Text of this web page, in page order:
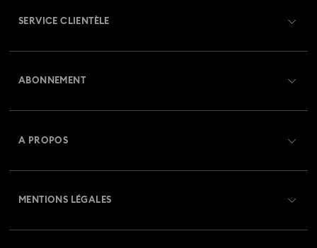
SERVICE CLIENTÈLE
Retours et échanges
Statut de réparation
ABONNEMENT
A PROPOS
MENTIONS LÉGALES